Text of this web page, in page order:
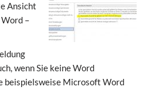
Ansicht
–
wenn Sie keine Word
beispielsweise Microsoft Word